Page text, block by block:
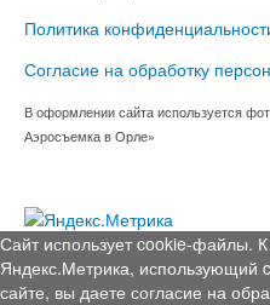
Политика
Согласие на обработку
В оформлении сайта используется
Аэросъемка в Орле»
Сайт использует cookie-файлы.
Яндекс.Метрика, использующий
сайте, вы даете согласие на